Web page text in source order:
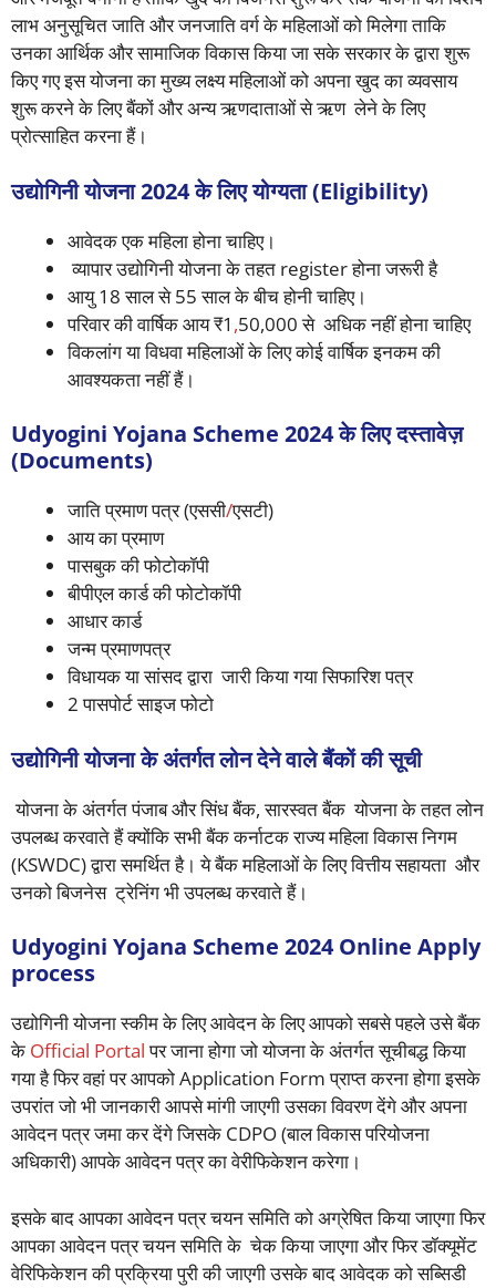
लाभ अनुसूचित जाति और जनजाति वर्ग के महिलाओं को मिलेगा ताकि
उनका आर्थिक और सामाजिक विकास किया जा सके सरकार के द्वारा शुरू
किए गए इस योजना का मुख्य लक्ष्य महिलाओं को अपना खुद का व्यवसाय
शुरू करने के लिए बैंकों और अन्य ऋणदाताओं से ऋण लेने के लिए
प्रोत्साहित करना हैं।
उद्योगिनी योजना 2024 के लिए योग्यता (Eligibility)
आवेदक एक महिला होना चाहिए।
व्यापार उद्योगिनी योजना के तहत register होना जरूरी है
आयु 18 साल से 55 साल के बीच होनी चाहिए।
परिवार की वार्षिक आय ₹1 ,50,000 से अधिक नहीं होना चाहिए
विकलांग या विधवा महिलाओं के लिए कोई वार्षिक इनकम की
आवश्यकता नहीं हैं।
Udyogini Yojana Scheme 2024 के लिए दस्तावेज़
(Documents)
जाति प्रमाण पत्र (एससी/एसटी)
आय का प्रमाण
पासबुक की फोटोकॉपी
बीपीएल कार्ड की फोटोकॉपी
आधार कार्ड
जन्म प्रमाणपत्र
विधायक या सांसद द्वारा जारी किया गया सिफारिश पत्र
2 पासपोर्ट साइज फोटो
उद्योगिनी योजना के अंतर्गत लोन देने वाले बैंकों की सूची
योजना के अंतर्गत पंजाब और सिंध बैंक, सारस्वत बैंक योजना के तहत लोन
उपलब्ध करवाते हैं क्योंकि सभी बैंक कर्नाटक राज्य महिला विकास निगम
(KSWDC) द्वारा समर्थित है। ये बैंक महिलाओं के लिए वित्तीय सहायता और
उनको बिजनेस ट्रेनिंग भी उपलब्ध करवाते हैं।
Udyogini Yojana Scheme 2024 Online Apply
process
उद्योगिनी योजना स्कीम के लिए आवेदन के लिए आपको सबसे पहले उसे बैंक
के Official Portalपर जाना होगा जो योजना के अंतर्गत सूचीबद्ध किया
गया है फिर वहां पर आपको Application Form प्राप्त करना होगा इसके
उपरांत जो भी जानकारी आपसे मांगी जाएगी उसका विवरण देंगे और अपना
आवेदन पत्र जमा कर देंगे जिसके CDPO (बाल विकास परियोजना
अधिकारी) आपके आवेदन पत्र का वेरीफिकेशन करेगा।
इसके बाद आपका आवेदन पत्र चयन समिति को अग्रेषित किया जाएगा फिर
आपका आवेदन पत्र चयन समिति के चेक किया जाएगा और फिर डॉक्यूमेंट
वेरिफिकेशन की प्रक्रिया पुरी की जाएगी उसके बाद आवेदक को सब्सिडी